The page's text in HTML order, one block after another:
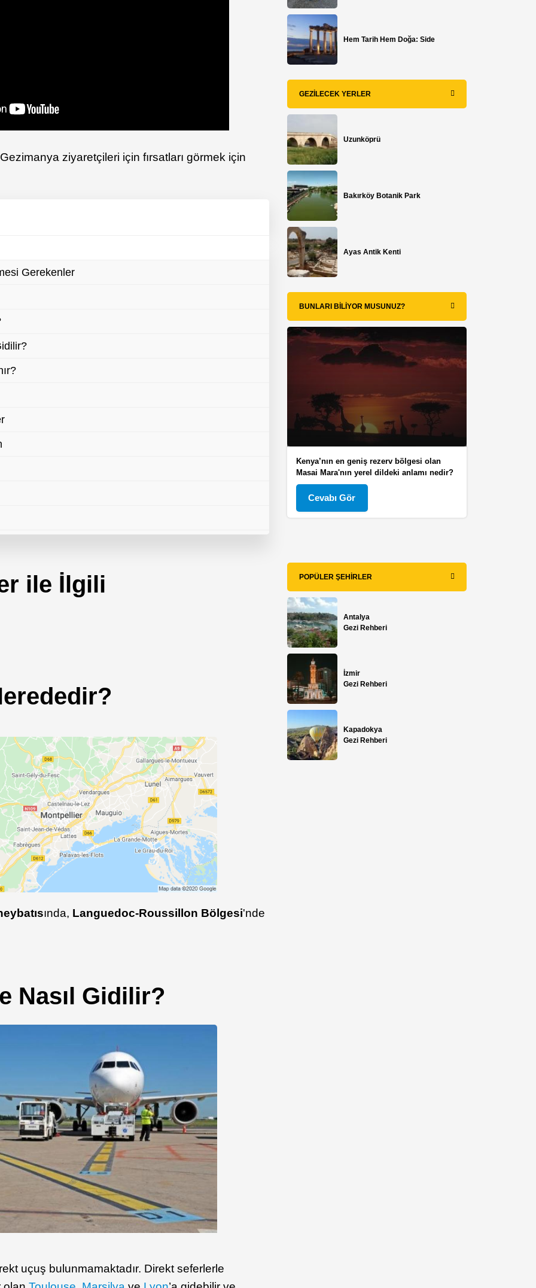
ziyaretçileri için fırsatları görmek için
Gerekenler
ile İlgili
ında, Languedoc-Roussillon Bölgesi'nde
Nasıl Gidilir?
uçuş bulunmamaktadır. Direkt seferlerle
Hem Tarih Hem Doğa: Side
GEZILECEK YERLER
Uzunköprü
Bakırköy Botanik Park
Ayas Antik Kenti
BUNLARI BILIYOR MUSUNUZ?
Kenya’nın en geniş rezerv bölgesi olan
Masai Mara'nın yerel dildeki anlamı nedir?
Cevabı Gör
POPÜLER ŞEHIRLER
Antalya
Gezi Rehberi
İzmir
Gezi Rehberi
Kapadokya
Gezi Rehberi